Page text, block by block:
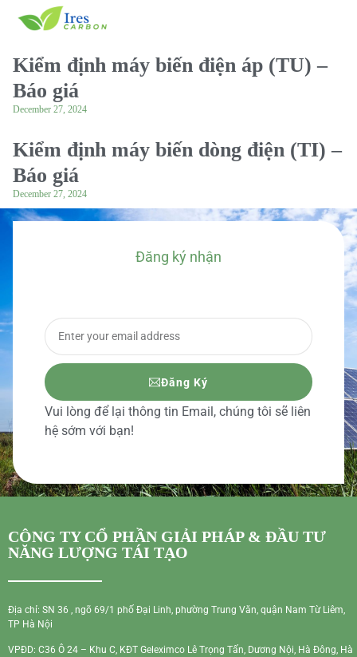
Kiểm định máy biến điện áp (TU) –
Báo giá
December 27, 2024
Kiểm định máy biến dòng điện (TI) –
Báo giá
December 27, 2024
Đăng ký nhận
Đăng Ký
Vui lòng để lại thông tin Email, chúng tôi sẽ liên
hệ sớm với bạn!
CÔNG TY CỔ PHẦN GIẢI PHÁP & ĐẦU TƯ
NĂNG LƯỢNG TÁI TẠO
Địa chỉ: SN 36 , ngõ 69/1 phố Đại Linh, phường Trung Văn, quận Nam Từ Liêm,
TP Hà Nội
VPĐD: C36 Ô 24 – Khu C, KĐT Geleximco Lê Trọng Tấn, Dương Nội, Hà Đông, Hà